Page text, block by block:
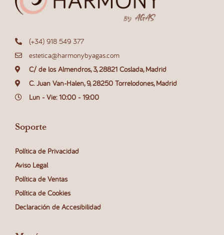
(+34) 918 549 377
estetica@harmonybyagas.com
C/ de los Almendros, 3, 28821 Coslada, Madrid
C. Juan Van-Halen, 9, 28250 Torrelodones, Madrid
Lun - Vie: 10:00 - 19:00
Soporte
Política de Privacidad
Aviso Legal
Política de Ventas
Política de Cookies
Declaración de Accesibilidad